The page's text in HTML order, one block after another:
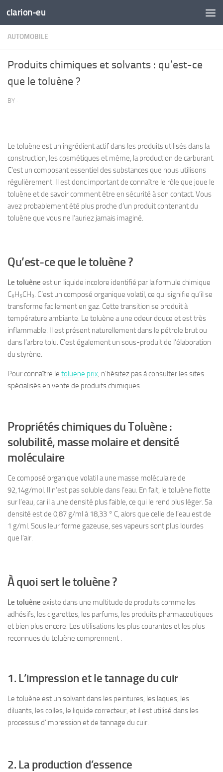
Skip to content
clarion-eu
AUTOMOBILE
Produits chimiques et solvants : qu’est-ce
que le toluène ?
BY ·
Le toluène est un ingrédient actif dans les produits utilisés dans la
construction, les cosmétiques et même, la production de carburant.
C’est un composant essentiel des substances que nous utilisons
régulièrement. Il est donc important de connaître le rôle que joue le
toluène et de savoir comment être en sécurité à son contact. Vous
avez probablement été plus proche d’un produit contenant du
toluène que vous ne l’auriez jamais imaginé.
Qu’est-ce que le toluène ?
Le toluène est un liquide incolore identifié par la formule chimique
C₆H₅CH₃. C’est un composé organique volatil, ce qui signifie qu’il se
transforme facilement en gaz. Cette transition se produit à
température ambiante. Le toluène a une odeur douce et est très
inflammable. Il est présent naturellement dans le pétrole brut ou
dans l’arbre tolu. C’est également un sous-produit de l’élaboration
du styrène.
Pour connaître le toluene prix, n’hésitez pas à consulter les sites
spécialisés en vente de produits chimiques.
Propriétés chimiques du Toluène :
solubilité, masse molaire et densité
moléculaire
Ce composé organique volatil a une masse moléculaire de
92,14g/mol. Il n’est pas soluble dans l’eau. En fait, le toluène flotte
sur l’eau, car il a une densité plus faible, ce qui le rend plus léger. Sa
densité est de 0,87 g/ml à 18,33 ° C, alors que celle de l’eau est de
1 g/ml. Sous leur forme gazeuse, ses vapeurs sont plus lourdes
que l’air.
À quoi sert le toluène ?
Le toluène existe dans une multitude de produits comme les
adhésifs, les cigarettes, les parfums, les produits pharmaceutiques
et bien plus encore. Les utilisations les plus courantes et les plus
reconnues du toluène comprennent :
1. L’impression et le tannage du cuir
Le toluène est un solvant dans les peintures, les laques, les
diluants, les colles, le liquide correcteur, et il est utilisé dans les
processus d’impression et de tannage du cuir.
2. La production d’essence